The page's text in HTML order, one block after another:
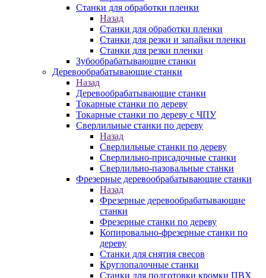
Станки для обработки пленки
Назад
Станки для обработки пленки
Станки для резки и запайки пленки
Станки для резки пленки
Зубообрабатывающие станки
Деревообрабатывающие станки
Назад
Деревообрабатывающие станки
Токарные станки по дереву
Токарные станки по дереву с ЧПУ
Сверлильные станки по дереву
Назад
Сверлильные станки по дереву
Сверлильно-присадочные станки
Сверлильно-пазовальные станки
Фрезерные деревообрабатывающие станки
Назад
Фрезерные деревообрабатывающие
станки
Фрезерные станки по дереву
Копировально-фрезерные станки по
дереву
Станки для снятия свесов
Круглопалочные станки
Станки для подготовки кромки ПВХ